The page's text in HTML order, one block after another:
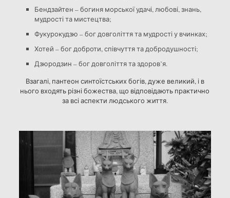
Бендзайтен – богиня морської удачі, любові, знань,
мудрості та мистецтва;
Фукурокудзю – бог довголіття та мудрості у вчинках;
Хотей – бог доброти, співчуття та добродушності;
Дзюродзин – бог довголіття та здоров’я.
Взагалі, пантеон синтоїстських богів, дуже великий, і в
нього входять різні божества, що відповідають практично
за всі аспекти людського життя.